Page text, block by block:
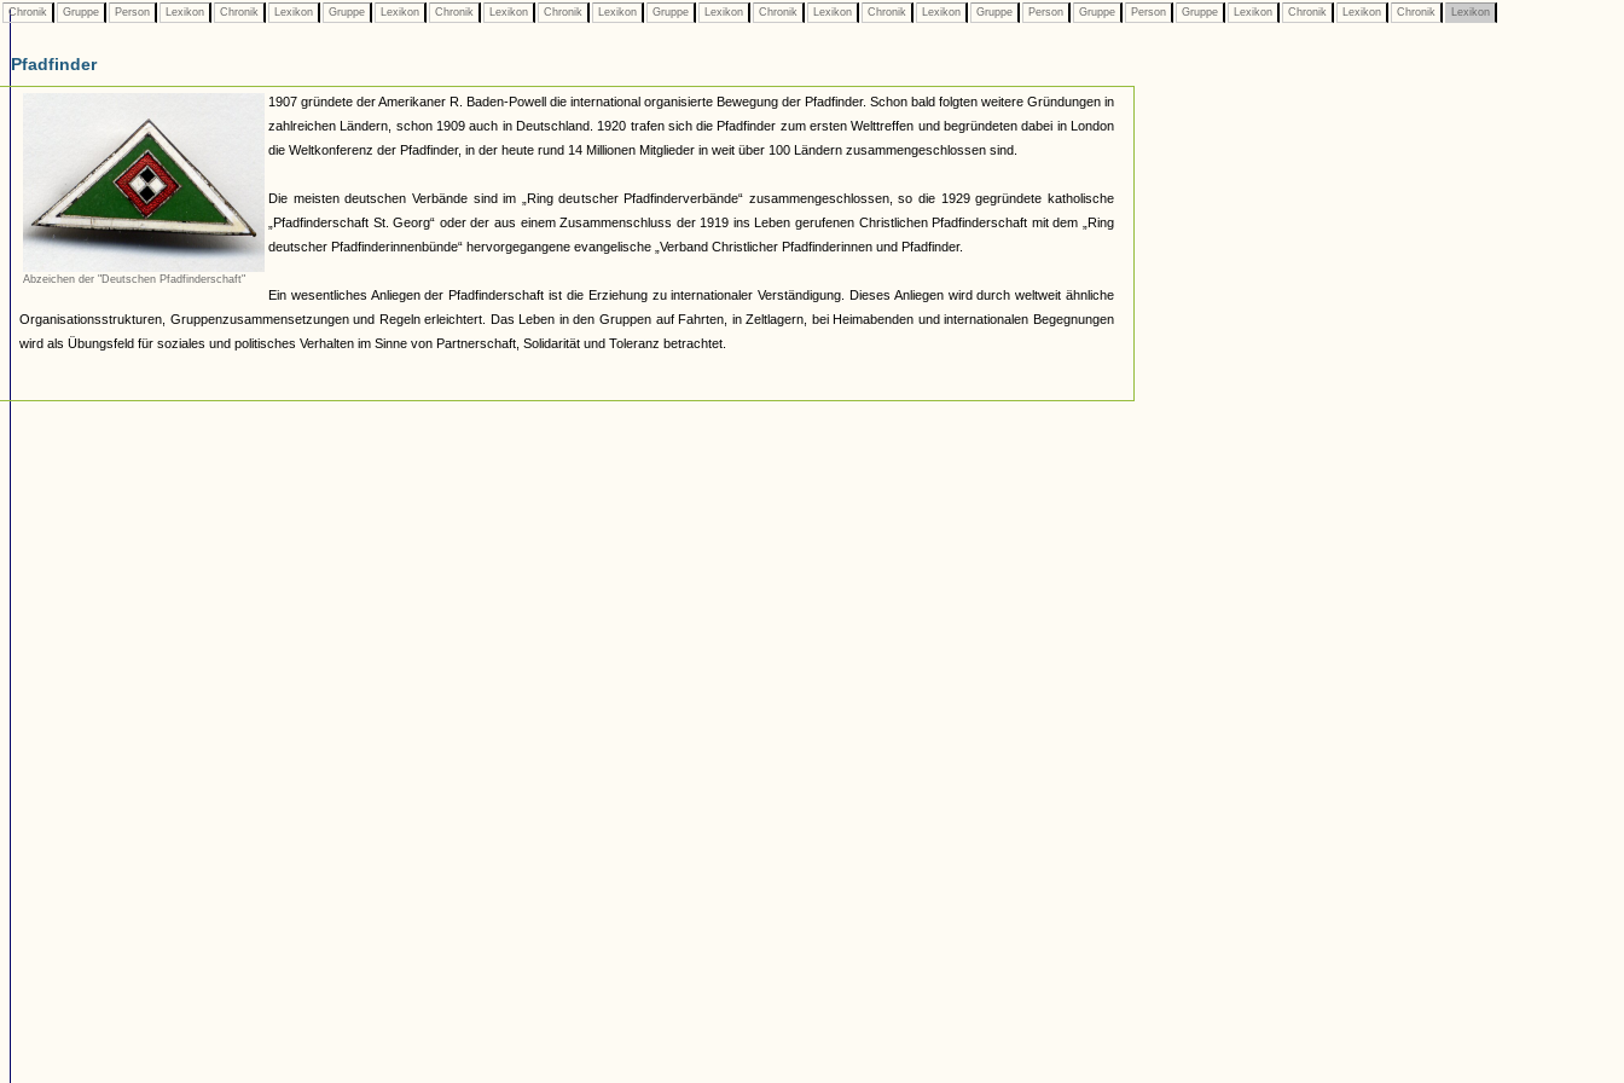
Chronik Gruppe Person Lexikon Chronik Lexikon Gruppe Lexikon Chronik Lexikon Chronik Lexikon Gruppe Lexikon Chronik Lexikon Chronik Lexikon Gruppe Person Gruppe Person Gruppe Lexikon Chronik Lexikon Chronik Lexikon
Pfadfinder
Abzeichen der "Deutschen Pfadfinderschaft"
1907 gründete der Amerikaner R. Baden-Powell die international organisierte Bewegung der Pfadfinder. Schon bald folgten weitere Gründungen in
zahlreichen Ländern, schon 1909 auch in Deutschland. 1920 trafen sich die Pfadfinder zum ersten Welttreffen und begründeten dabei in London
die Weltkonferenz der Pfadfinder, in der heute rund 14 Millionen Mitglieder in weit über 100 Ländern zusammengeschlossen sind.
Die meisten deutschen Verbände sind im „Ring deutscher Pfadfinderverbände“ zusammengeschlossen, so die 1929 gegründete katholische
„Pfadfinderschaft St. Georg“ oder der aus einem Zusammenschluss der 1919 ins Leben gerufenen Christlichen Pfadfinderschaft mit dem „Ring
deutscher Pfadfinderinnenbünde“ hervorgegangene evangelische „Verband Christlicher Pfadfinderinnen und Pfadfinder.
Ein wesentliches Anliegen der Pfadfinderschaft ist die Erziehung zu internationaler Verständigung. Dieses Anliegen wird durch weltweit ähnliche
Organisationsstrukturen, Gruppenzusammensetzungen und Regeln erleichtert. Das Leben in den Gruppen auf Fahrten, in Zeltlagern, bei Heimabenden und internationalen Begegnungen
wird als Übungsfeld für soziales und politisches Verhalten im Sinne von Partnerschaft, Solidarität und Toleranz betrachtet.